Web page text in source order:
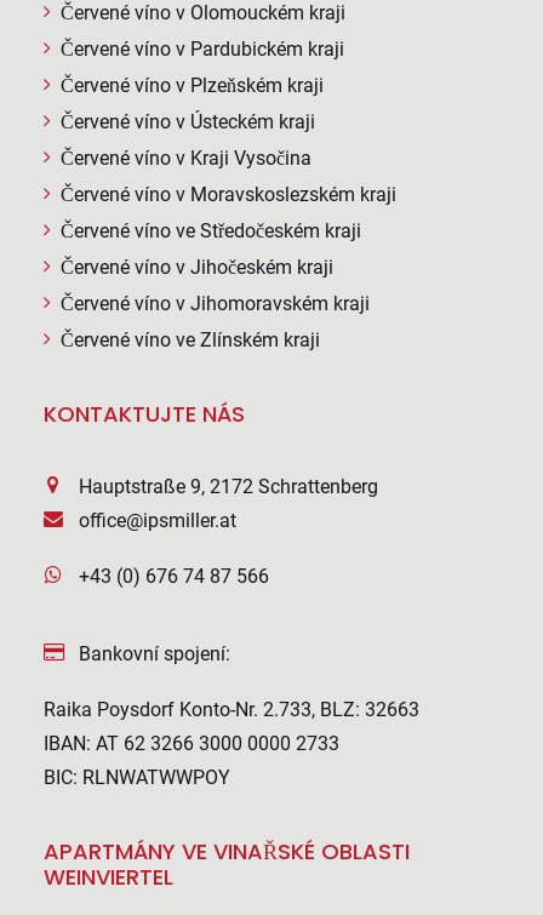
Červené víno v Olomouckém kraji
Červené víno v Pardubickém kraji
Červené víno v Plzeňském kraji
Červené víno v Ústeckém kraji
Červené víno v Kraji Vysočina
Červené víno v Moravskoslezském kraji
Červené víno ve Středočeském kraji
Červené víno v Jihočeském kraji
Červené víno v Jihomoravském kraji
Červené víno ve Zlínském kraji
KONTAKTUJTE NÁS
Hauptstraße 9, 2172 Schrattenberg
office@ipsmiller.at
+43 (0) 676 74 87 566
Bankovní spojení:
Raika Poysdorf Konto-Nr. 2.733, BLZ: 32663
IBAN: AT 62 3266 3000 0000 2733
BIC: RLNWATWWPOY
APARTMÁNY VE VINAŘSKÉ OBLASTI
WEINVIERTEL